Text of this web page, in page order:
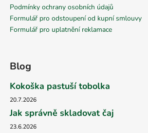
Podmínky ochrany osobních údajů
Formulář pro odstoupení od kupní smlouvy
Formulář pro uplatnění reklamace
Blog
Kokoška pastuší tobolka
20.7.2026
Jak správně skladovat čaj
23.6.2026